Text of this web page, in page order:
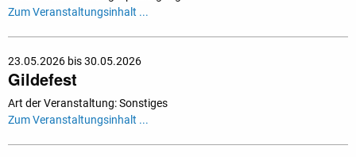
Zum Veranstaltungsinhalt ...
23.05.2026 bis 30.05.2026
Gildefest
Art der Veranstaltung: Sonstiges
Zum Veranstaltungsinhalt ...